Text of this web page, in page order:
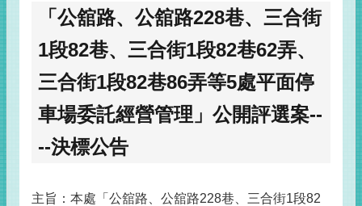
「公舘路、公舘路228巷、三合街
1段82巷、三合街1段82巷62弄、
三合街1段82巷86弄等5處平面停
車場委託經營管理」公開評選案--
--決標公告
主旨：本處「公舘路、公舘路228巷、三合街1段82